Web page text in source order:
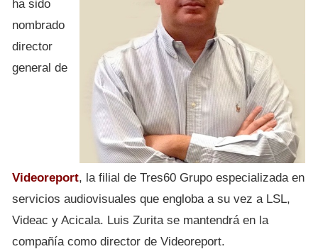
ha sido
nombrado
director
general de
Videoreport, la filial de Tres60 Grupo especializada en
servicios audiovisuales que engloba a su vez a LSL,
Videac y Acicala. Luis Zurita se mantendrá en la
compañía como director de Videoreport.